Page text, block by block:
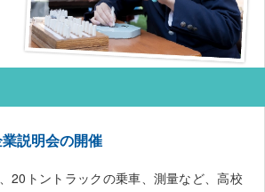
業説明会の開催
20トントラックの乗車、測量など、高校